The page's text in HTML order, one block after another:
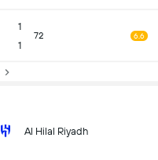
1
1
72 6.6
Al Hilal Riyadh